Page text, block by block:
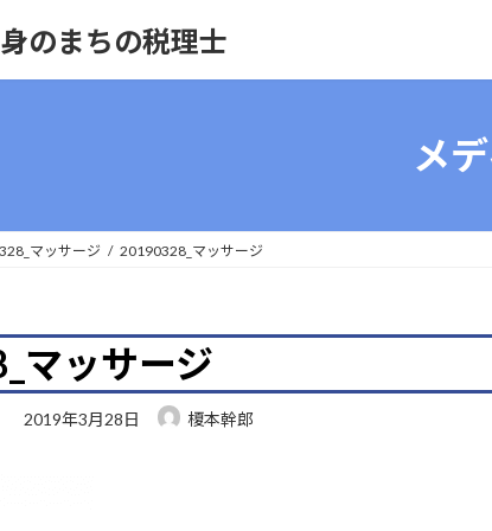
のまちの税理士
メ
マッサージ 20190328_マッサージ
マッサージ
最
2019年3月28日 榎本幹郎